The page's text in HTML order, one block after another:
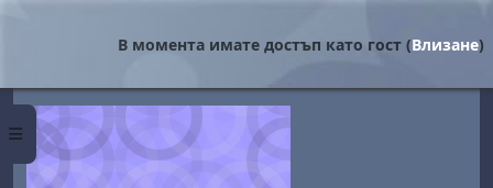
Страничен панел
В момента имате достъп като гост (Влизане)